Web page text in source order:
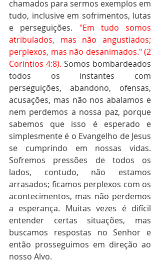
chamados para sermos exemplos em
tudo, inclusive em sofrimentos, lutas
e perseguições. "Em tudo somos
atribulados, mas não angustiados;
perplexos, mas não desanimados." (2
Coríntios 4:8). Somos bombardeados
todos os instantes com
perseguições, abandono, ofensas,
acusações, mas não nos abalamos e
nem perdemos a nossa paz, porque
sabemos que isso é esperado e
simplesmente é o Evangelho de Jesus
se cumprindo em nossas vidas.
Sofremos pressões de todos os
lados, contudo, não estamos
arrasados; ficamos perplexos com os
acontecimentos, mas não perdemos
a esperança. Muitas vezes é difícil
entender certas situações, mas
buscamos respostas no Senhor e
então prosseguimos em direção ao
nosso Alvo.